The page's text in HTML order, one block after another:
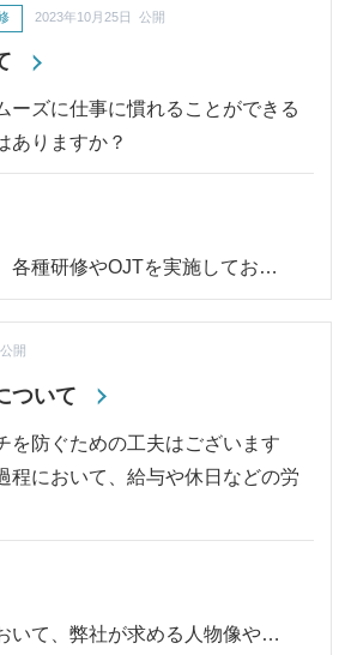
2023年10月25日 公開
ーズに仕事に慣れることができる
ありますか？
各種研修やOJTを実施してお…
ついて
開
を防ぐための工夫はございます
程において、給与や休日などの労
いて、弊社が求める人物像や…